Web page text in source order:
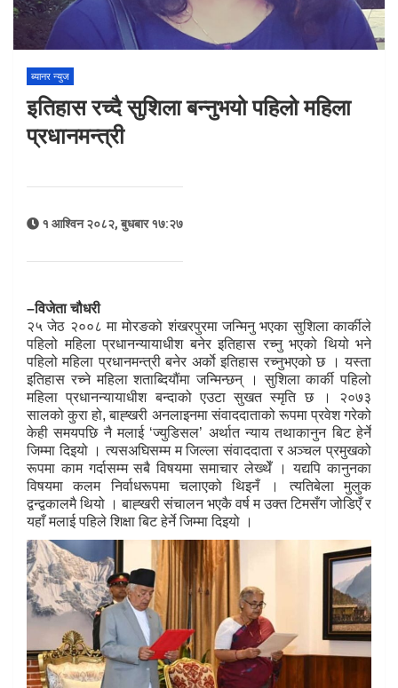
ब्यानर न्युज
इतिहास रच्दै सुशिला बन्नुभयो पहिलो महिला
प्रधानमन्त्री
१ आश्विन २०८२, बुधबार १७:२७
–विजेता चौधरी
२५ जेठ २००८ मा मोरङको शंखरपुरमा जन्मिनु भएका सुशिला कार्कीले
पहिलो महिला प्रधानन्यायाधीश बनेर इतिहास रच्नु भएको थियो भने
पहिलो महिला प्रधानमन्त्री बनेर अर्काे इतिहास रच्नुभएको छ । यस्ता
इतिहास रच्ने महिला शताब्दियौंमा जन्मिन्छन् । सुशिला कार्की पहिलो
महिला प्रधानन्यायाधीश बन्दाको एउटा सुखत स्मृति छ । २०७३
सालको कुरा हो, बाह्खरी अनलाइनमा संवाददाताको रूपमा प्रवेश गरेको
केही समयपछि नै मलाई ‘ज्युडिसल’ अर्थात न्याय तथाकानुन बिट हेर्ने
जिम्मा दिइयो । त्यसअघिसम्म म जिल्ला संवाददाता र अञ्चल प्रमुखको
रूपमा काम गर्दासम्म सबै विषयमा समाचार लेख्थेँ । यद्यपि कानुनका
विषयमा कलम निर्वाधरूपमा चलाएको थिइनँ । त्यतिबेला मुलुक
द्वन्द्वकालमै थियो । बाह्खरी संचालन भएकै वर्ष म उक्त टिमसँग जोडिएँ र
यहाँ मलाई पहिले शिक्षा बिट हेर्ने जिम्मा दिइयो ।